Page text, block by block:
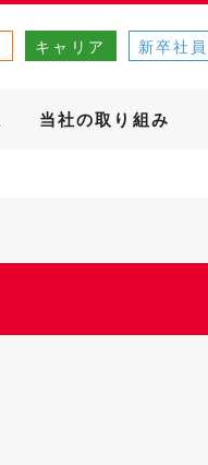
キャリア 新卒社員
当社の取り組み